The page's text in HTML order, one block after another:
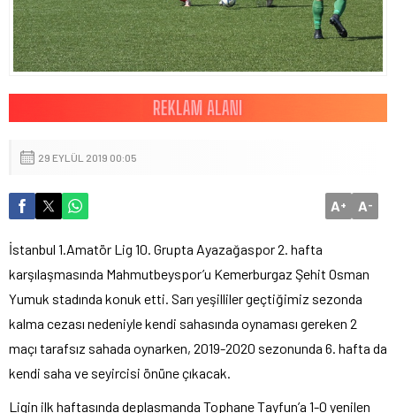
29 EYLÜL 2019 00:05
A+ A-
İstanbul 1.Amatör Lig 10. Grupta Ayazağaspor 2. hafta
karşılaşmasında Mahmutbeyspor’u Kemerburgaz Şehit Osman
Yumuk stadında konuk etti. Sarı yeşilliler geçtiğimiz sezonda
kalma cezası nedeniyle kendi sahasında oynaması gereken 2
maçı tarafsız sahada oynarken, 2019-2020 sezonunda 6. hafta da
kendi saha ve seyircisi önüne çıkacak.
Ligin ilk haftasında deplasmanda Tophane Tayfun’a 1-0 yenilen